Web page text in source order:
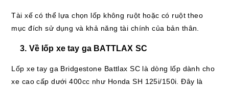
Tài xế có thể lựa chọn lốp không ruột hoặc có ruột theo
mục đích sử dụng và khả năng tài chính của bản thân.
3. Về lốp xe tay ga BATTLAX SC
Lốp xe tay ga Bridgestone Battlax SC là dòng lốp dành cho
xe cao cấp dưới 400cc như Honda SH 125i/150i. Đây là